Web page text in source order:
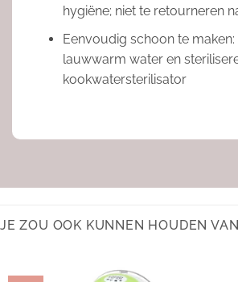
hygiëne; niet te retourneren
Eenvoudig schoon te
lauwwarm water en
kookwater­sterilisator
JE ZOU OOK KUNNEN HOUDEN